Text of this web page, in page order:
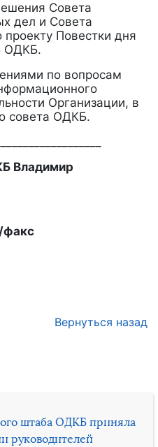
штаба ОДКБ приняла
руководителей
Совета
дел и Совета
Повестки дня
ОДКБ.
по вопросам
Организации, в
совета ОДКБ.
Владимир
факс
Вернуться назад